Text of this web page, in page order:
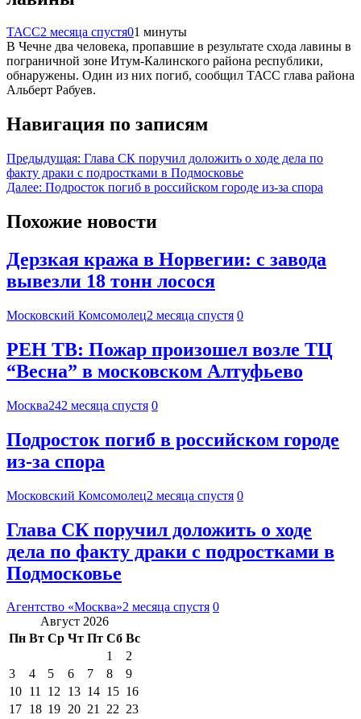
ТАСС2 месяца спустя01 минуты
В Чечне два человека, пропавшие в результате схода лавины в
пограничной зоне Итум-Калинского района республики,
обнаружены. Один из них погиб, сообщил ТАСС глава района
Альберт Рабуев.
Навигация по записям
Предыдущая: Глава СК поручил доложить о ходе дела по
факту драки с подростками в Подмосковье
Далее: Подросток погиб в российском городе из-за спора
Похожие новости
Дерзкая кража в Норвегии: с завода
вывезли 18 тонн лосося
Московский Комсомолец2 месяца спустя 0
РЕН ТВ: Пожар произошел возле ТЦ
“Весна” в московском Алтуфьево
Москва242 месяца спустя 0
Подросток погиб в российском городе
из-за спора
Московский Комсомолец2 месяца спустя 0
Глава СК поручил доложить о ходе
дела по факту драки с подростками в
Подмосковье
Агентство «Москва»2 месяца спустя 0
Август 2026
Пн Вт Ср Чт Пт Сб Вс
1
2
3
4 5 6 7 8
9
10 11 12 13 14 15 16
17 18 19 20 21 22 23